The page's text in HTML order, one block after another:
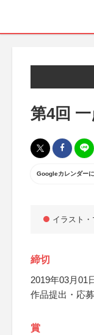
第4回
Googleカレンダー
イラスト
締切
2019年03月01
作品提出・応
賞